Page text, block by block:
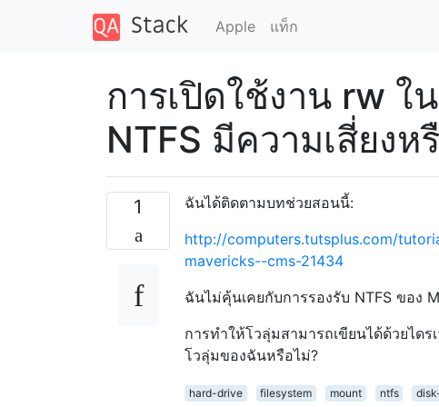
Apple แท็ก
การเปิดใช้งาน rw
NTFS มีความเสี่ยงห
1
ฉันได้ติดตามบทช่วยสอนนี้:
http://computers.tutsplus.com/
mavericks--cms-21434
ฉันไม่คุ้นเคยกับการรองรับ NTFS ของ
การทำให้โวลุ่มสามารถเขียนได้ด้วยได
โวลุ่มของฉันหรือไม่?
hard-drive filesystem mount ntfs